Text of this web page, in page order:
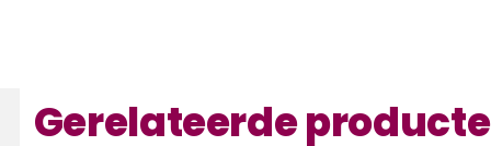
Gerelateerde